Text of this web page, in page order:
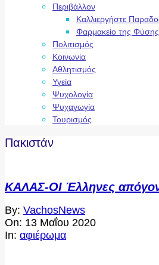
Περιβάλλον
Καλλιεργήστε
Φαρμακείο της Φύσης
Πολιτισμός
Κοινωνία
Αθλητισμός
Υγεία
Ψυχολογία
Ψυχαγωγία
Τουρισμός
Πακιστάν
ΚΑΛΑΣ-ΟΙ Έλληνες
2020-
05-
13
By: VachosNews
On: 13 Μαΐου 2020
In: αφιέρωμα